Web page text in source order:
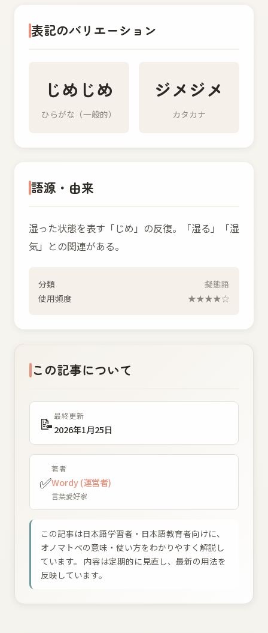
表記のバリエーション
じめじめ
ひらがな（一般的）
ジメジメ
カタカナ
語源・由来
湿った状態を表す「じめ」の反復。「湿る」「湿
気」との関連がある。
分類
擬態語
使用頻度
★★★★☆
この記事について
📝最終更新
2026年1月25日
✅
著者
Wordy (運営者)
言葉愛好家
この記事は日本語学習者・日本語教育者向けに、
オノマトペの意味・使い方をわかりやすく解説し
ています。 内容は定期的に見直し、最新の用法を
反映しています。